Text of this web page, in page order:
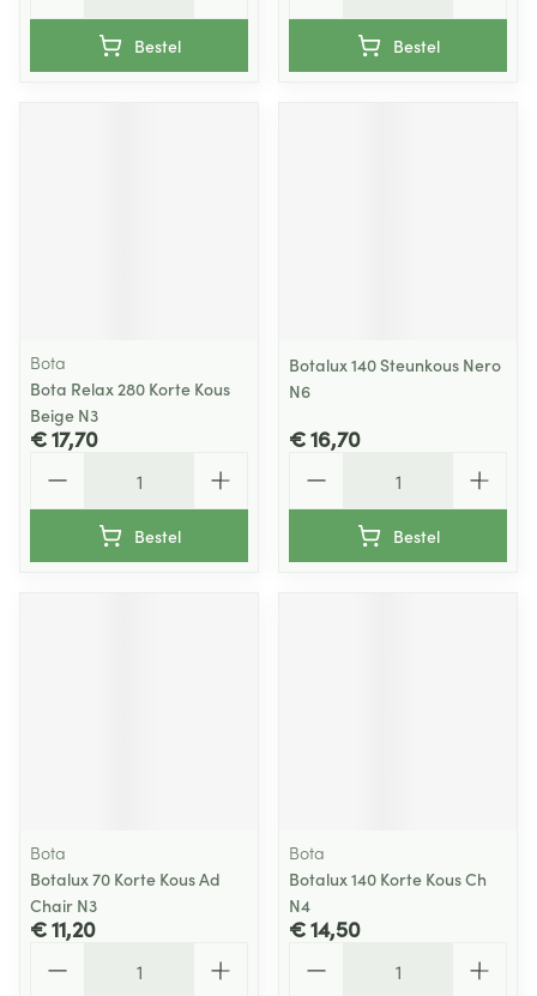
Bestel Bestel
Bota
Bota Relax 280 Korte Kous
Beige N3
€ 17,70
Bestel
Botalux 140 Steunkous Nero
N6
€ 16,70
Bestel
Bota
Botalux 70 Korte Kous Ad
Chair N3
€ 11,20
Bota
Botalux 140 Korte Kous Ch
N4
€ 14,50